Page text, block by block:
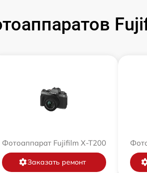
Фотоаппарат Fujifilm X-T200
Заказать ремонт